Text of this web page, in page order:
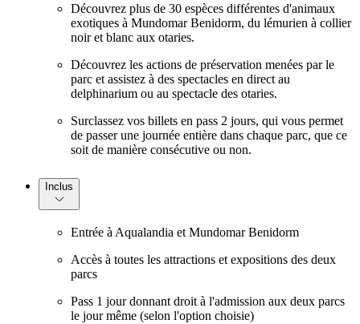
Découvrez plus de 30 espèces différentes d'animaux
exotiques à Mundomar Benidorm, du lémurien à collier
noir et blanc aux otaries.
Découvrez les actions de préservation menées par le
parc et assistez à des spectacles en direct au
delphinarium ou au spectacle des otaries.
Surclassez vos billets en pass 2 jours, qui vous permet
de passer une journée entière dans chaque parc, que ce
soit de manière consécutive ou non.
Inclus
Entrée à Aqualandia et Mundomar Benidorm
Accès à toutes les attractions et expositions des deux
parcs
Pass 1 jour donnant droit à l'admission aux deux parcs
le jour même (selon l'option choisie)